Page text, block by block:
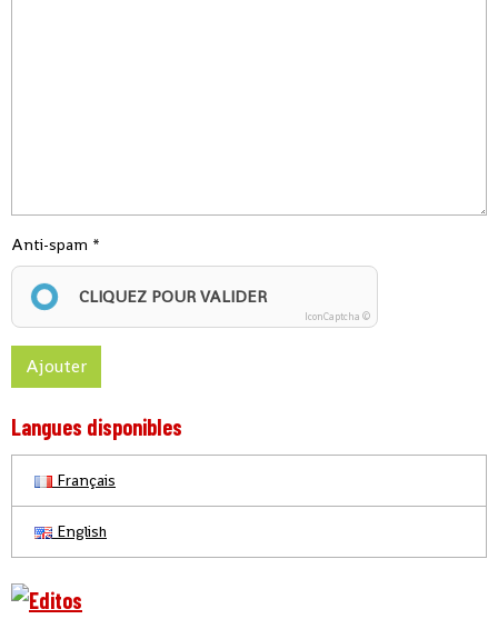
Anti-spam
CLIQUEZ POUR VALIDER
IconCaptcha ©
Ajouter
Langues disponibles
Français
English